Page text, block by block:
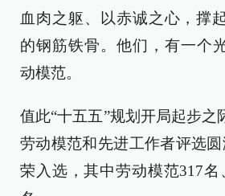
血肉之躯、以赤诚之心，撑
的钢筋铁骨。他们，有一
动模范。
值此“十五五”规划开局起步之
劳动模范和先进工作者评选
荣入选，其中劳动模范317名